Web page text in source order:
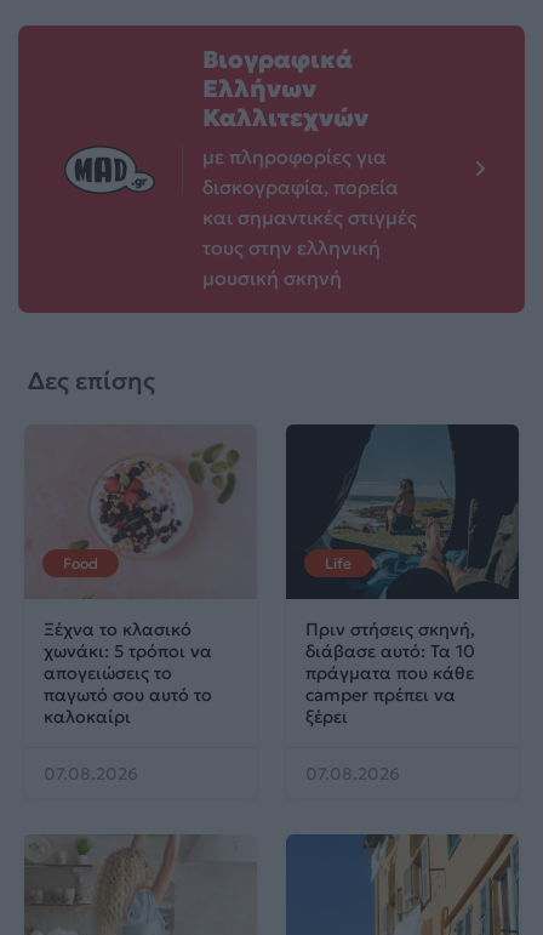
Βιογραφικά
Ελλήνων
Καλλιτεχνών
με πληροφορίες για
δισκογραφία, πορεία
και σημαντικές στιγμές
τους στην ελληνική
μουσική σκηνή
Δες επίσης
Food
Ξέχνα το κλασικό
χωνάκι: 5 τρόποι να
απογειώσεις το
παγωτό σου αυτό το
καλοκαίρι
07.08.2026
Life
Πριν στήσεις σκηνή,
διάβασε αυτό: Τα 10
πράγματα που κάθε
camper πρέπει να
ξέρει
07.08.2026